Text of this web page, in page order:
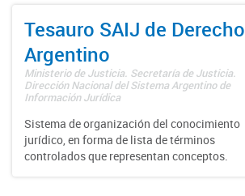
Tesauro SAIJ de Derecho
Argentino
Ministerio de Justicia. Secretaría de Justicia.
Dirección Nacional del Sistema Argentino de
Información Jurídica
Sistema de organización del conocimiento
jurídico, en forma de lista de términos
controlados que representan conceptos.